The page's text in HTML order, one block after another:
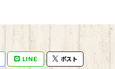
LINE ポスト